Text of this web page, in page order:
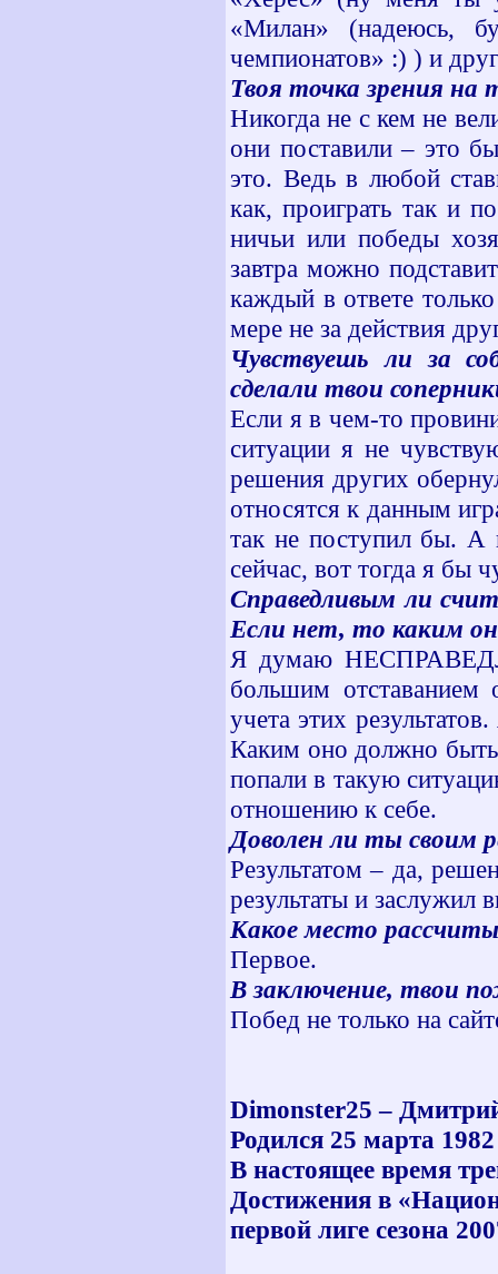
«Милан» (надеюсь,
чемпионатов» :) ) и
Твоя точка зрения
Никогда не с кем не
они поставили – это
это. Ведь в любой
как, проиграть так и
ничьи или победы
завтра можно
каждый в ответе
мере не за действия
Чувствуешь ли за
сделали твои
Если я в чем-то
ситуации я не
решения других
относятся к данным
так не поступил бы. А
сейчас, вот тогда я бы
Справедливым ли
Если нет, то каким
Я думаю
большим отставанием
учета этих
Каким оно должно
попали в такую
отношению к себе.
Доволен ли ты своим
Результатом – да,
результаты и
Какое место
Первое.
В заключение, твои
Побед не только на
Dimonster25 –
Родился 25 марта
В настоящее время
Достижения в
первой лиге сезона